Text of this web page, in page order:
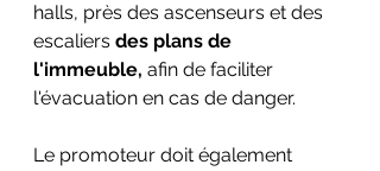
halls, près des ascenseurs et des
escaliers des plans de
l'immeuble, afin de faciliter
l'évacuation en cas de danger.
Le promoteur doit également